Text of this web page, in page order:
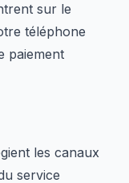
sur le
téléphone
paiement
les canaux
service